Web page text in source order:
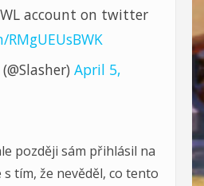
account on twitter
April 5,
později sám přihlásil na
tím, že nevěděl, co tento